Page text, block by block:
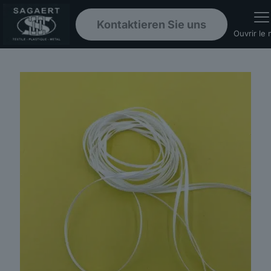
Kontaktieren Sie uns
Ouvrir le